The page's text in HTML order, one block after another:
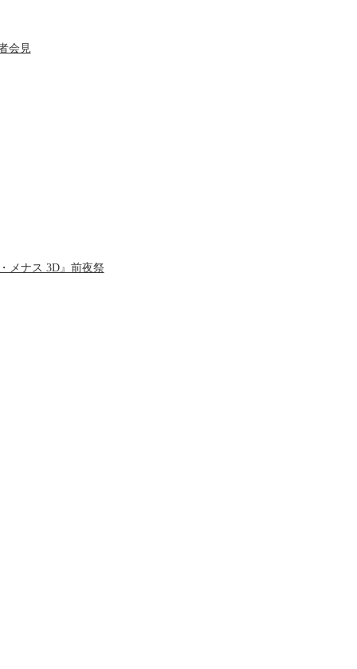
会見
メナス 3D』前夜祭